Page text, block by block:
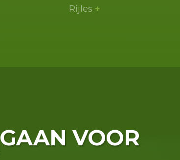
Rijles +
GAAN VOOR